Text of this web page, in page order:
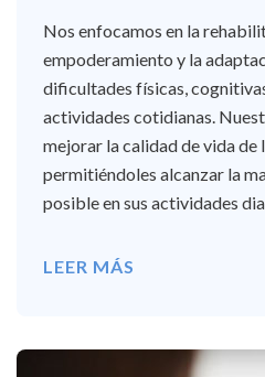
Nos enfocamos en la
empoderamiento y la
dificultades físicas,
actividades cotidianas.
mejorar la calidad de vida de
permitiéndoles alcanzar la
posible en sus actividades
LEER MÁS